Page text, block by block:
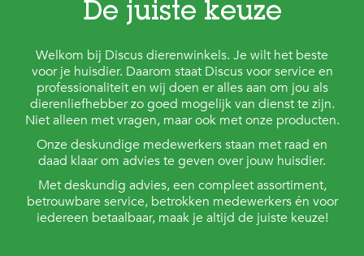
De juiste keuze
Welkom bij Discus dierenwinkels. Je wilt het beste
voor je huisdier. Daarom staat Discus voor service en
professionaliteit en wij doen er alles aan om jou als
dierenliefhebber zo goed mogelijk van dienst te zijn.
Niet alleen met vragen, maar ook met onze producten.
Onze deskundige medewerkers staan met raad en
daad klaar om advies te geven over jouw huisdier.
Met deskundig advies, een compleet assortiment,
betrouwbare service, betrokken medewerkers én voor
iedereen betaalbaar, maak je altijd de juiste keuze!